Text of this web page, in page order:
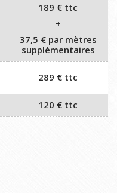
189 € ttc
+
37,5 € par mètres
supplémentaires
289 € ttc
120 € ttc